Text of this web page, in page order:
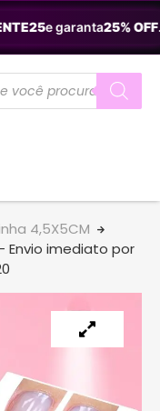
e garanta25% OFF.
4,5X5CM
Envio imediato por